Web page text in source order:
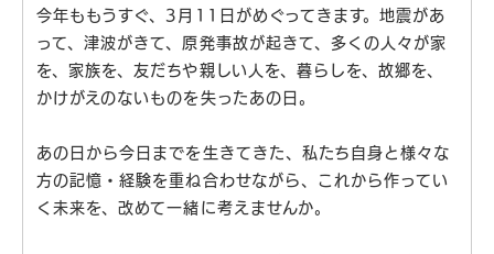
今年ももうすぐ、3月11日がめぐってきます。地震があ
って、津波がきて、原発事故が起きて、多くの人々が家
を、家族を、友だちや親しい人を、暮らしを、故郷を、
かけがえのないものを失ったあの日。
あの日から今日までを生きてきた、私たち自身と様々な
方の記憶・経験を重ね合わせながら、これから作ってい
く未来を、改めて一緒に考えませんか。